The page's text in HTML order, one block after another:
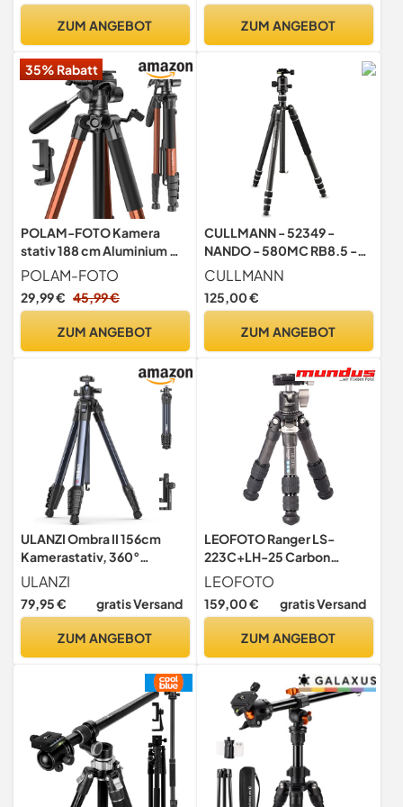
ZUM ANGEBOT ZUM ANGEBOT
35% Rabatt
POLAM-FOTO Kamera
stativ 188 cm Aluminium mit
3-Wege-Kopf und
Handyhalter
POLAM-FOTO
29,99 € 45,99 €
ZUM ANGEBOT
CULLMANN - 52349 -
NANDO - 580MC RB8.5 -
Stativ - Carbon -
Reisestativ -
Leichtgewicht -
- Schwarz - 186 cm
CULLMANN
125,00 €
ZUM ANGEBOT
ULANZI Ombra II 156cm
Kamerastativ, 360°
Kugelkopf, Reisestativ mit
Uka Schnellwechselplatte,
Dreibein Stativ mit
Mirrorless Camera, Handy,
ULANZI
79,95 € gratis Versand
ZUM ANGEBOT
LEOFOTO Ranger LS-
223C+LH-25 Carbon
Dreibein Mini Reisestativ
für Systemkamera,
Kompaktkamera, DSLR mit
Schnellwechselplatte
LEOFOTO
159,00 € gratis Versand
ZUM ANGEBOT